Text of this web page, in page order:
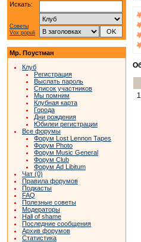
Искать:
Советы
Vox populi
Мр. Поустман
Клуб
Регистрация
Выслать пароль
Список участников
Мы помним
Клубная карта
Города
Дни рождения
Юбилеи регистрации
Все форумы
Форум Lost Lennon Tapes
Форум Photo
Форум Music General
Форум Club
Форум Ad Libitum
Чат (0)
Правила форумов
Подкасты
FAQ
Полезные советы
Модераторы
Hall of shame
Последние сообщения
Архив форумов
Статистика